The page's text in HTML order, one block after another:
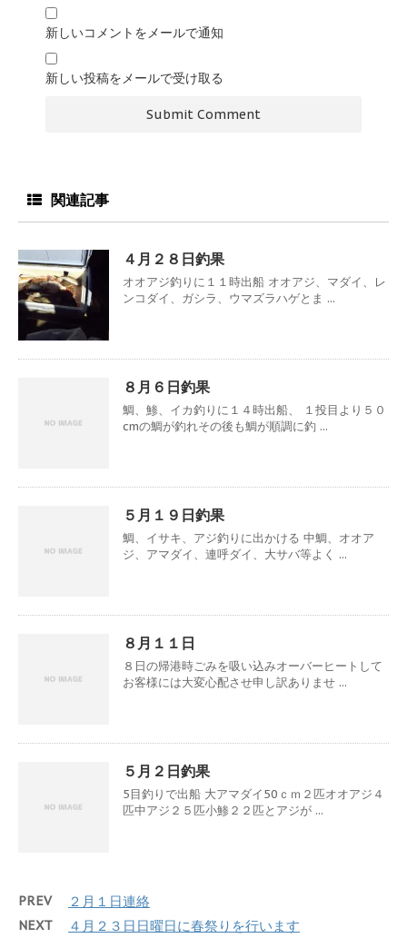
新しいコメントをメールで通知
新しい投稿をメールで受け取る
関連記事
４月２８日釣果
オオアジ釣りに１１時出船 オオアジ、マダイ、レ
ンコダイ、ガシラ、ウマズラハゲとま ...
８月６日釣果
鯛、鯵、イカ釣りに１４時出船、 １投目より５０
cmの鯛が釣れその後も鯛が順調に釣 ...
５月１９日釣果
鯛、イサキ、アジ釣りに出かける 中鯛、オオア
ジ、アマダイ、連呼ダイ、大サバ等よく ...
８月１１日
８日の帰港時ごみを吸い込みオーバーヒートして
お客様には大変心配させ申し訳ありませ ...
５月２日釣果
5目釣りで出船 大アマダイ50ｃｍ２匹オオアジ４
匹中アジ２５匹小鯵２２匹とアジが ...
PREV ２月１日連絡
NEXT ４月２３日日曜日に春祭りを行います